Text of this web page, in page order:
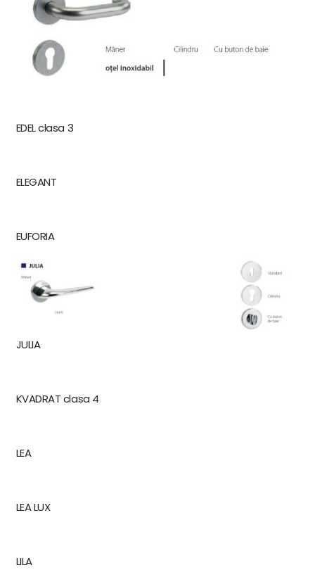
EDEL clasa 3
ELEGANT
EUFORIA
JULIA
KVADRAT clasa 4
LEA
LEA LUX
LILA